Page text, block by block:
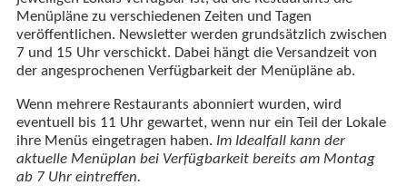
Menüpläne zu verschiedenen Zeiten und Tagen
veröffentlichen. Newsletter werden grundsätzlich zwischen
7 und 15 Uhr verschickt. Dabei hängt die Versandzeit von
der angesprochenen Verfügbarkeit der Menüpläne ab.
Wenn mehrere Restaurants abonniert wurden, wird
eventuell bis 11 Uhr gewartet, wenn nur ein Teil der Lokale
ihre Menüs eingetragen haben. Im Idealfall kann der
aktuelle Menüplan bei Verfügbarkeit bereits am Montag
ab 7 Uhr eintreffen.